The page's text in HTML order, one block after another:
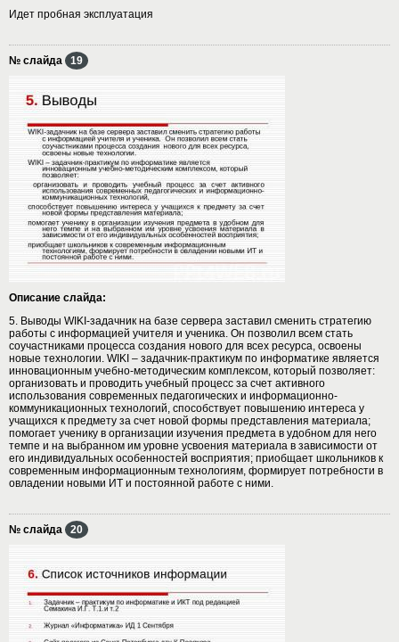
Идет пробная эксплуатация
№ слайда 19
Описание слайда:
5. Выводы WIKI-задачник на базе сервера заставил сменить стратегию
работы с информацией учителя и ученика. Он позволил всем стать
соучастниками процесса создания нового для всех ресурса, освоены
новые технологии. WIKI – задачник-практикум по информатике является
инновационным учебно-методическим комплексом, который позволяет:
организовать и проводить учебный процесс за счет активного
использования современных педагогических и информационно-
коммуникационных технологий, способствует повышению интереса у
учащихся к предмету за счет новой формы представления материала;
помогает ученику в организации изучения предмета в удобном для него
темпе и на выбранном им уровне усвоения материала в зависимости от
его индивидуальных особенностей восприятия; приобщает школьников к
современным информационным технологиям, формирует потребности в
овладении новыми ИТ и постоянной работе с ними.
№ слайда 20